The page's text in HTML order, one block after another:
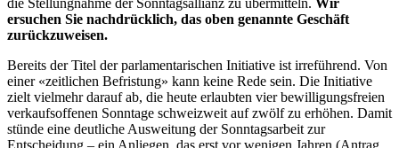
die Stellungnahme der Sonntagsallianz zu übermitteln. Wir
ersuchen Sie nachdrücklich, das oben genannte Geschäft
zurückzuweisen.
Bereits der Titel der parlamentarischen Initiative ist irreführend. Von
einer «zeitlichen Befristung» kann keine Rede sein. Die Initiative
zielt vielmehr darauf ab, die heute erlaubten vier bewilligungsfreien
verkaufs­offenen Sonntage schweizweit auf zwölf zu erhöhen. Damit
stünde eine deutliche Ausweitung der Sonntagsarbeit zur